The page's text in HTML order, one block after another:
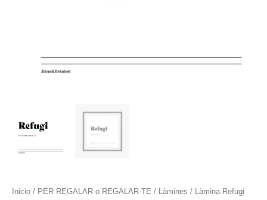
Inicio / PER REGALAR o REGALAR-TE / Làmines / Làmina Refugi